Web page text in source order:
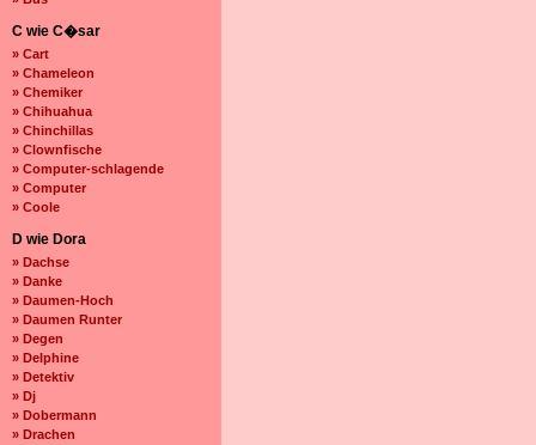
C wie C�sar
» Cart
» Chameleon
» Chemiker
» Chihuahua
» Chinchillas
» Clownfische
» Computer-schlagende
» Computer
» Coole
D wie Dora
» Dachse
» Danke
» Daumen-Hoch
» Daumen Runter
» Degen
» Delphine
» Detektiv
» Dj
» Dobermann
» Drachen